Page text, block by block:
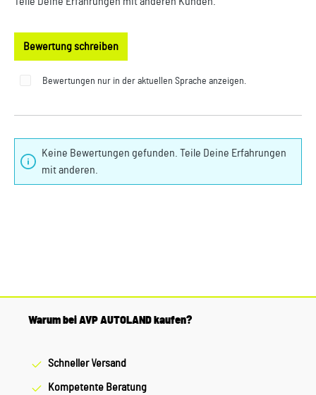
Bewertung schreiben
Bewertungen nur in der aktuellen Sprache anzeigen.
Keine Bewertungen gefunden. Teile Deine Erfahrungen
mit anderen.
Warum bei AVP AUTOLAND kaufen?
Schneller Versand
Kompetente Beratung